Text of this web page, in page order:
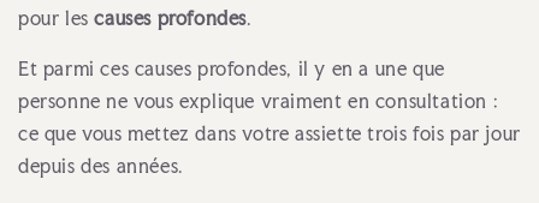
pour lescauses profondes.
Et parmi ces causes profondes, il y en a une que
personne ne vous explique vraiment en consultation :
ce que vous mettez dans votre assiette trois fois par jour
depuis des années.